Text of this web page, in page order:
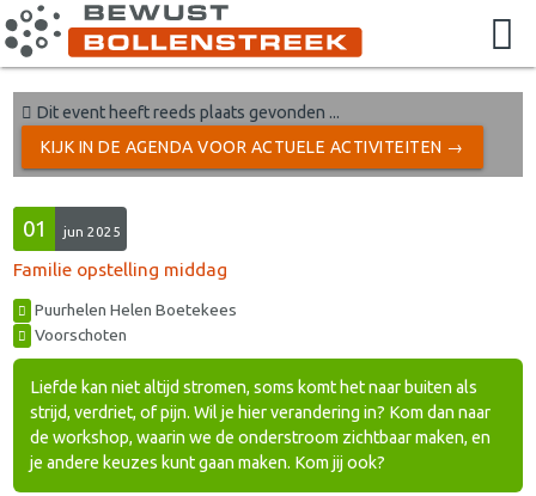
Dit event heeft reeds plaats gevonden ...
KIJK IN DE AGENDA VOOR ACTUELE ACTIVITEITEN →
01 jun 2025
Familie opstelling middag
Puurhelen Helen Boetekees
Voorschoten
Liefde kan niet altijd stromen, soms komt het naar buiten als
strijd, verdriet, of pijn. Wil je hier verandering in? Kom dan naar
de workshop, waarin we de onderstroom zichtbaar maken, en
je andere keuzes kunt gaan maken. Kom jij ook?